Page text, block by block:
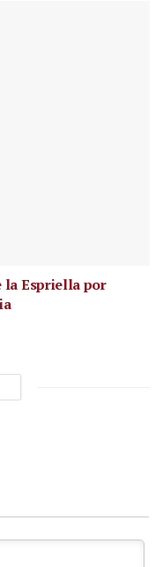
la Espriella por